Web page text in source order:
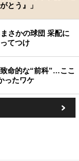
とう』」
さかの球団 采配に
てつけ
命的な“前科”…ここ
ったワケ